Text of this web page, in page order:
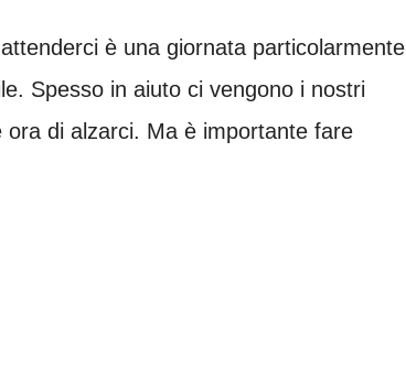
è una giornata particolarmente
Spesso in aiuto ci vengono i nostri
di alzarci. Ma è importante fare